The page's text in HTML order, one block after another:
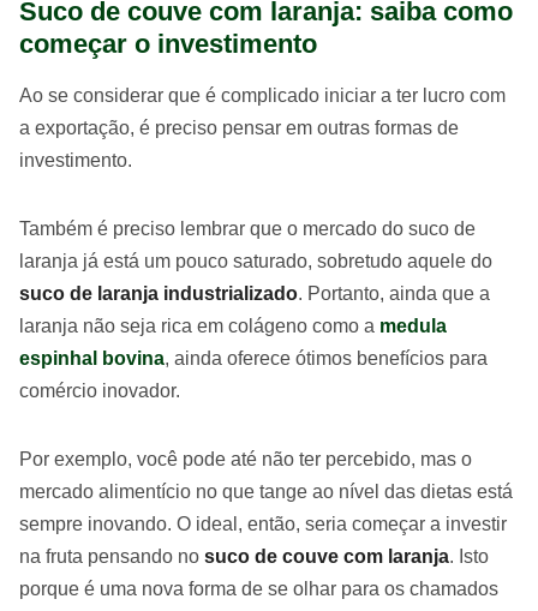
Suco de couve com laranja: saiba como
começar o investimento
Ao se considerar que é complicado iniciar a ter lucro com
a exportação, é preciso pensar em outras formas de
investimento.
Também é preciso lembrar que o mercado do suco de
laranja já está um pouco saturado, sobretudo aquele do
suco de laranja industrializado. Portanto, ainda que a
laranja não seja rica em colágeno como a medula
espinhal bovina, ainda oferece ótimos benefícios para
comércio inovador.
Por exemplo, você pode até não ter percebido, mas o
mercado alimentício no que tange ao nível das dietas está
sempre inovando. O ideal, então, seria começar a investir
na fruta pensando no suco de couve com laranja. Isto
porque é uma nova forma de se olhar para os chamados